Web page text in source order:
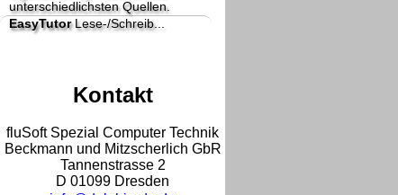
unterschiedlichsten Quellen.
EasyTutorLese-/Schreib...
Kontakt
fluSoft Spezial Computer Technik
Beckmann und Mitzscherlich GbR
Tannenstrasse 2
D 01099 Dresden